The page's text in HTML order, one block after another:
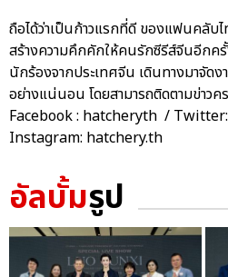
ถือได้ว่าเป็นก้าวแรกที่ดี ของแฟนคลับ
สร้างความคึกคักให้คนรักซีรีส์จีนอีกครั้
นักร้องจากประเทศจีน เดินทางมาจัด
อย่างแน่นอน โดยสามารถติดตามข่าว
Facebook : hatcheryth / Twitter:
Instagram: hatchery.th
อัลบั้มรูป